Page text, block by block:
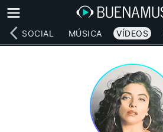
RED SOCIAL MÚSICA VÍDEOS